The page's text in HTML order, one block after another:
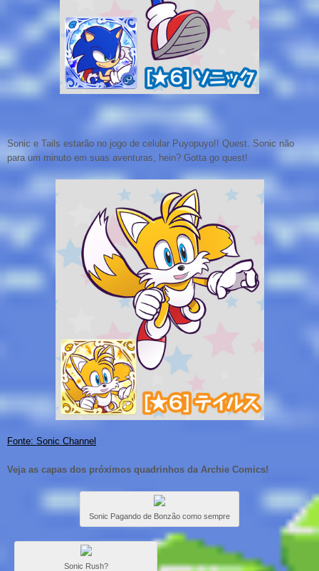
Sonic e Tails estarão no jogo de celular Puyopuyo!! Quest. Sonic não
para um minuto em suas aventuras, hein? Gotta go quest!
Fonte: Sonic Channel
Veja as capas dos próximos quadrinhos da Archie Comics!
Sonic Pagando de Bonzão como sempre
Sonic Rush?